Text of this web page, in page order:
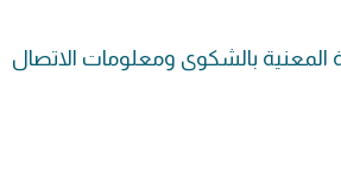
المعنية بالشكوى ومعلومات الاتصال